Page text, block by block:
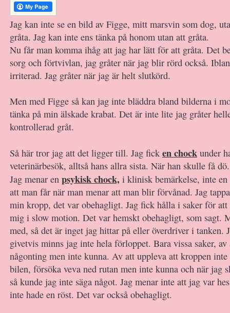
Jag kan inte se en bild av Figge, mitt marsvin som dog,
gråta. Jag kan inte ens tänka på honom utan att gråta.
Nu får man komma ihåg att jag har lätt för att gråta. Det
sorg och förtvivlan, jag gråter när jag blir rörd också.
irriterad. Jag gråter när jag är helt slutkörd.
Men med Figge så kan jag inte bläddra bland bilderna i
tänka på min älskade krabat. Det är inte lite jag gråter
kontrollerad gråt.
Så här tror jag att det ligger till. Jag fick en chock under
veterinärbesök, alltså hans allra sista. När han skulle få dö.
Jag menar en psykisk chock, i klinisk bemärkelse, inte en
att man får när man menar att man blir förvånad. Jag
min kropp, det var obehagligt. Jag fick hålla i saker för att
mig i slow motion. Det var hemskt obehagligt, som sagt.
med, så det är inget jag hittar på eller överdriver i tanken.
givetvis minns jag inte hela förloppet. Bara vissa saker, av
någonting men inte kunna. Av att uppleva att kroppen
bilen, försöka veva ned rutan men inte kunna och när jag
så kunde jag inte säga något. Jag menar inte att jag var
inte hade en röst. Det var också obehagligt.